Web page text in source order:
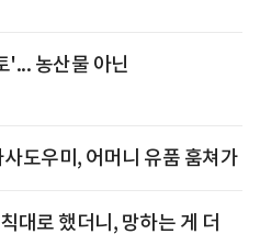
'... 농산물 아닌
도우미, 어머니 유품 훔쳐가
대로 했더니, 망하는 게 더